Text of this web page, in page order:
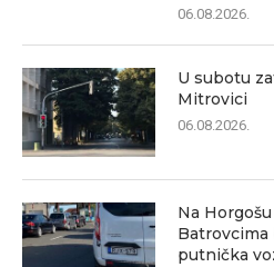
06.08.2026.
U subotu
Mitrovici
06.08.2026.
Na
Batrovcima
putnička